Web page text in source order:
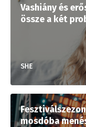
Vashiány és
össze a két
SHE
mosdóba